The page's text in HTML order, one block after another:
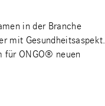
in der Branche
mit Gesundheitsaspekt.
für ONGO® neuen